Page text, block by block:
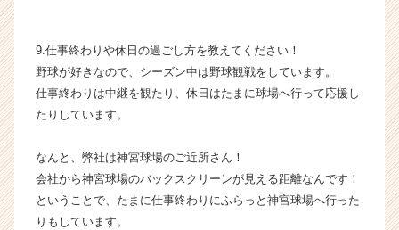
く
活
チ
ア
キ
9.仕事終わりや休日の過ごし方を教えてください！
野球が好きなので、シーズン中は野球観戦をしています。
仕事終わりは中継を観たり、休日はたまに球場へ行って応援し
たりしています。
なんと、弊社は神宮球場のご近所さん！
会社から神宮球場のバックスクリーンが見える距離なんです！
ということで、たまに仕事終わりにふらっと神宮球場へ行った
りもしています。